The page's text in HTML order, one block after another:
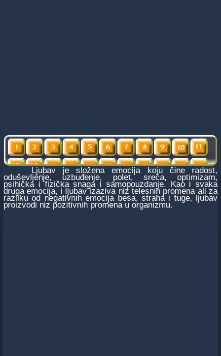
Ljubav je složena emocija koju čine radost,
oduševljenje, uzbuđenje, polet, sreća, optimizam,
psihička i fizička snaga i samopouzdanje. Kao i svaka
druga emocija, i ljubav izaziva niz telesnih promena ali za
razliku od negativnih emocija besa, straha i tuge, ljubav
proizvodi niz pozitivnih promena u organizmu.